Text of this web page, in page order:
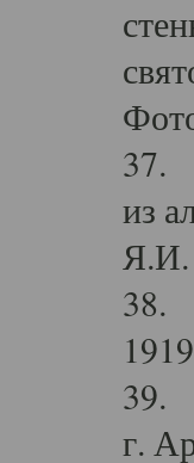
37.
из
Я.И.
38.
39.
г.